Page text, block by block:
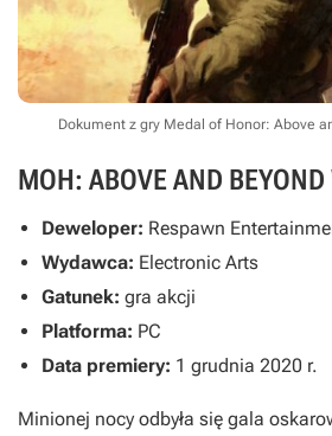
Dokument z gry Medal of Honor: Above
MOH: ABOVE AND
Deweloper: Respawn
Wydawca: Electronic Arts
Gatunek: gra akcji
Platforma: PC
Data premiery: 1 grudnia 2020 r.
Minionej nocy odbyła się gala